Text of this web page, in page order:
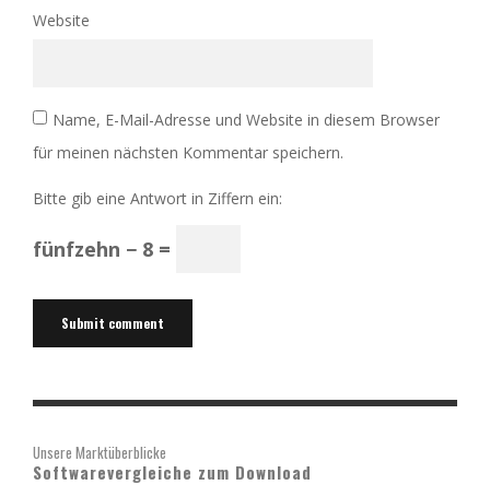
Website
Name, E-Mail-Adresse und Website in diesem Browser
für meinen nächsten Kommentar speichern.
Bitte gib eine Antwort in Ziffern ein:
fünfzehn − 8 =
Unsere Marktüberblicke
Softwarevergleiche zum Download